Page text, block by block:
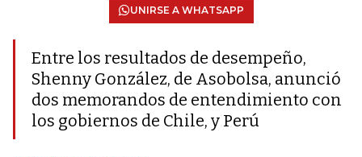
UNIRSE A WHATSAPP
Entre los resultados de desempeño,
Shenny González, de Asobolsa, anunció
dos memorandos de entendimiento con
los gobiernos de Chile, y Perú